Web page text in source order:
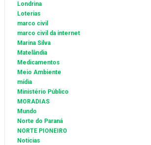
Londrina
Loterias
marco civil
marco civil da internet
Marina Silva
Matelândia
Medicamentos
Meio Ambiente
mídia
Ministério Público
MORADIAS
Mundo
Norte do Paraná
NORTE PIONEIRO
Notícias